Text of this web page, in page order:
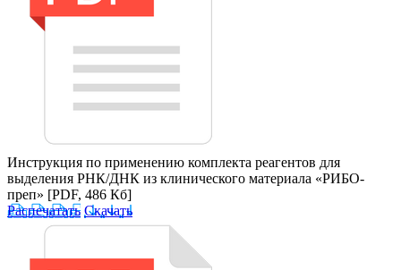
Инструкция по применению комплекта реагентов для
выделения РНК/ДНК из клинического материала «РИБО-
преп» [PDF, 486 Кб]
Распечатать Скачать